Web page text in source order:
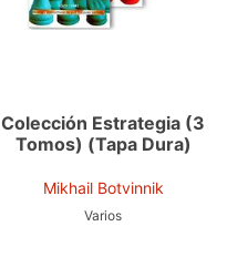
Colección Estrategia (3
Tomos) (Tapa Dura)
Mikhail Botvinnik
Varios